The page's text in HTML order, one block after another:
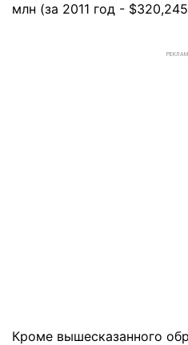
млн (за 2011 год -
Кроме вышесказанного